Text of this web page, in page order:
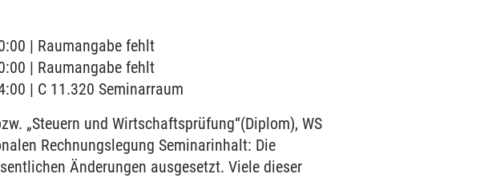
| Raumangabe fehlt
| Raumangabe fehlt
| C 11.320 Seminarraum
„Steuern und Wirtschaftsprüfung“(Diplom), WS
Rechnungslegung Seminarinhalt: Die
Änderungen ausgesetzt. Viele dieser